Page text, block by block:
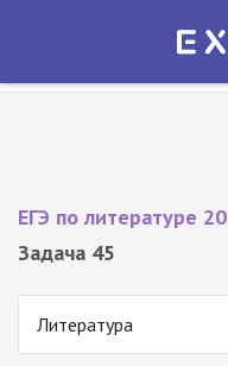
Экзамер —
ЕГЭ по литературе
Задача 45
Литература